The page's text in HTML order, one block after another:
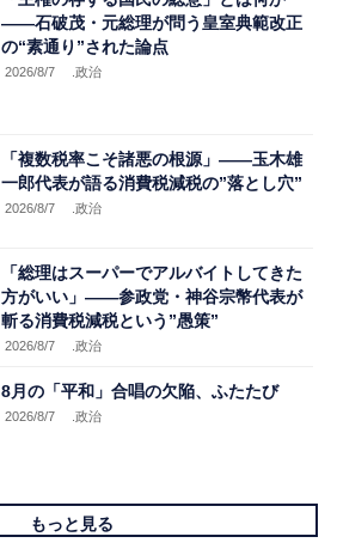
――石破茂・元総理が問う皇室典範改正
の“素通り”された論点
2026/8/7 .政治
「複数税率こそ諸悪の根源」――玉木雄
一郎代表が語る消費税減税の”落とし穴”
2026/8/7 .政治
「総理はスーパーでアルバイトしてきた
方がいい」――参政党・神谷宗幣代表が
斬る消費税減税という”愚策”
2026/8/7 .政治
8月の「平和」合唱の欠陥、ふたたび
2026/8/7 .政治
もっと見る